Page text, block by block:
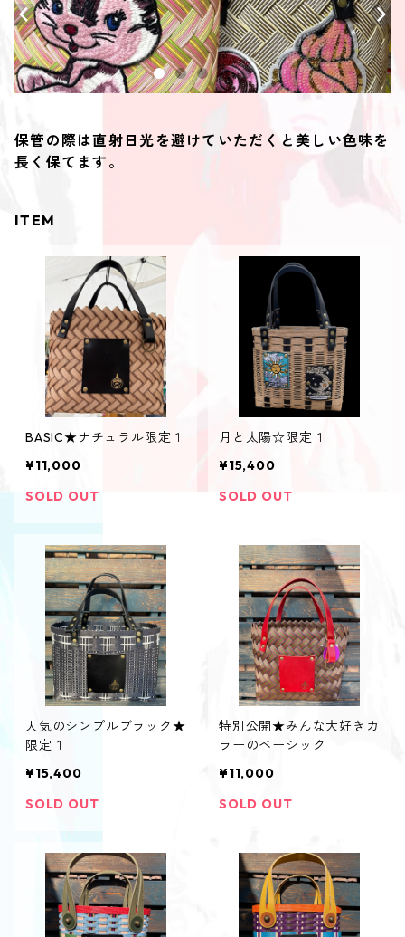
保管の際は直射日光を避けていただくと美しい色味を
長く保てます。
ITEM
BASIC★ナチュラル限定１
¥11,000
SOLD OUT
月と太陽☆限定１
¥15,400
SOLD OUT
人気のシンプルブラック★
限定１
¥15,400
SOLD OUT
特別公開★みんな大好きカ
ラーのベーシック
¥11,000
SOLD OUT